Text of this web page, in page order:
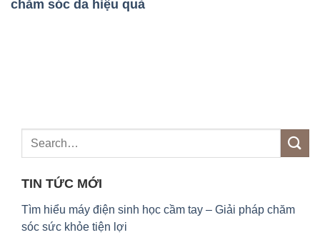
TIN TỨC MỚI
Tìm hiểu máy điện sinh học cầm tay – Giải pháp chăm
sóc sức khỏe tiện lợi